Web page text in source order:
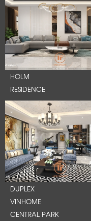
HOLM
RESIDENCE
DUPLEX
VINHOME
CENTRAL PARK